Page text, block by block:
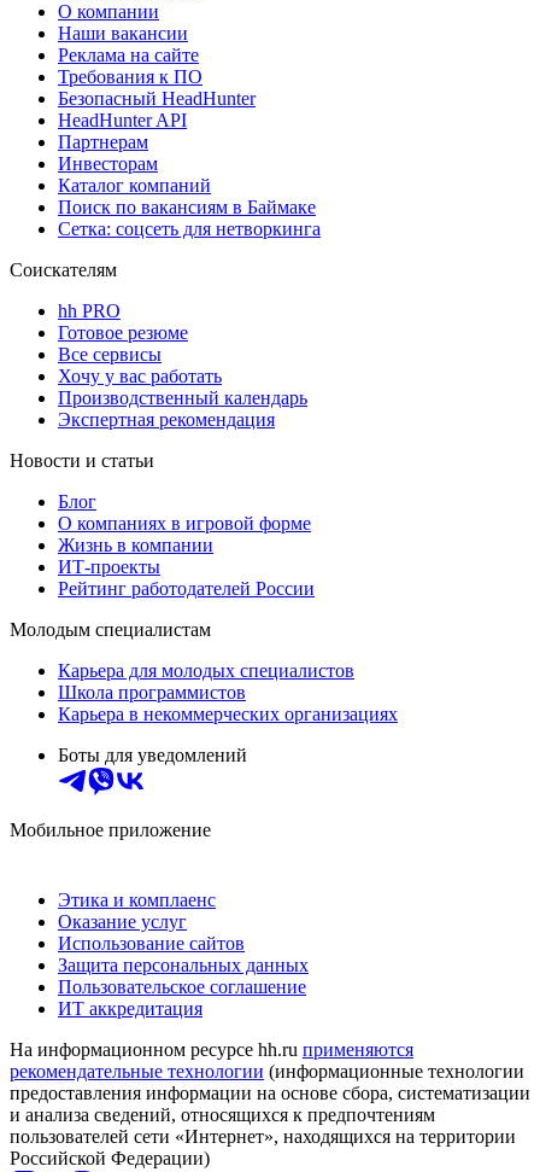
О компании
Наши вакансии
Реклама на сайте
Требования к ПО
Безопасный HeadHunter
HeadHunter API
Партнерам
Инвесторам
Каталог компаний
Поиск по вакансиям в Баймаке
Сетка: соцсеть для нетворкинга
Соискателям
hh PRO
Готовое резюме
Все сервисы
Хочу у вас работать
Производственный календарь
Экспертная рекомендация
Новости и статьи
Блог
О компаниях в игровой форме
Жизнь в компании
ИТ-проекты
Рейтинг работодателей России
Молодым специалистам
Карьера для молодых специалистов
Школа программистов
Карьера в некоммерческих организациях
Боты для уведомлений
Мобильное приложение
Этика и комплаенс
Оказание услуг
Использование сайтов
Защита персональных данных
Пользовательское соглашение
ИТ аккредитация
На информационном ресурсе hh.ru применяются
рекомендательные технологии (информационные технологии
предоставления информации на основе сбора, систематизации
и анализа сведений, относящихся к предпочтениям
пользователей сети «Интернет», находящихся на территории
Российской Федерации)